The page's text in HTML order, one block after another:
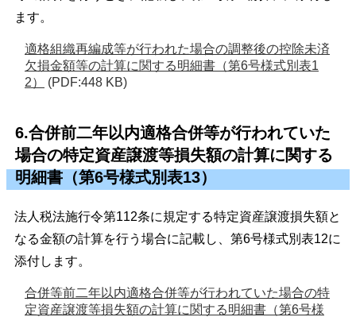
ます。
適格組織再編成等が行われた場合の調整後の控除未済
欠損金額等の計算に関する明細書（第6号様式別表1
2）
(PDF:448 KB)
6.合併前二年以内適格合併等が行われていた
場合の特定資産譲渡等損失額の計算に関する
明細書（第6号様式別表13）
法人税法施行令第112条に規定する特定資産譲渡損失額と
なる金額の計算を行う場合に記載し、第6号様式別表12に
添付します。
合併等前二年以内適格合併等が行われていた場合の特
定資産譲渡等損失額の計算に関する明細書（第6号様